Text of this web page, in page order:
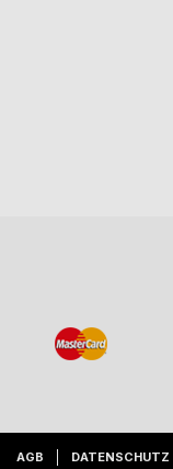
AGB DATENSCHUTZ